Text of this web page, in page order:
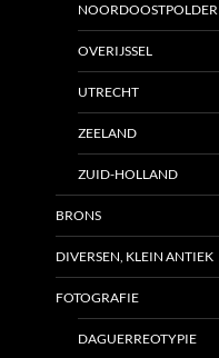
NOORDOOSTPOLDER
OVERIJSSEL
UTRECHT
ZEELAND
ZUID-HOLLAND
BRONS
DIVERSEN, KLEIN ANTIEK
FOTOGRAFIE
DAGUERREOTYPIE